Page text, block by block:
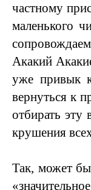
частному
маленького
Акакий
уже привык
вернуться к
отбирать эту
крушения
Так, может